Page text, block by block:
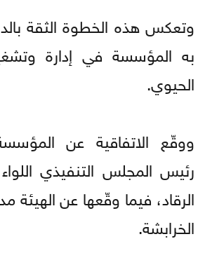
وتعكس هذه الخطوة الثقة
به المؤسسة في إدارة
الحيوي.
ووقّع الاتفاقية عن
رئيس المجلس التنفيذي
الرقاد، فيما وقّعها عن الهيئة
الخرابشة.